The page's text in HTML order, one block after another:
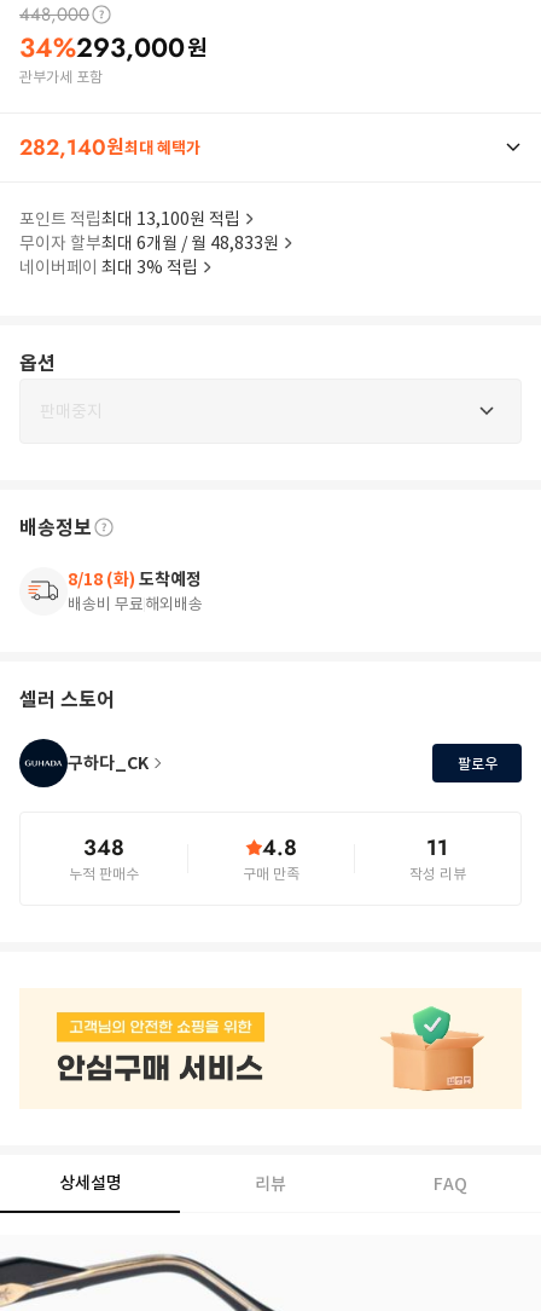
448,000
34%293,000원
관부가세 포함
282,140원최대 혜택가
포인트 적립최대 13,100원 적립
무이자 할부최대 6개월 / 월 48,833원
네이버페이 최대 3% 적립
옵션
판매중지
배송정보
8/18 (화) 도착예정
배송비 무료해외배송
셀러 스토어
구하다_CK 팔로우
348
누적 판매수
4.8
구매 만족
11
작성 리뷰
상세설명 리뷰 FAQ